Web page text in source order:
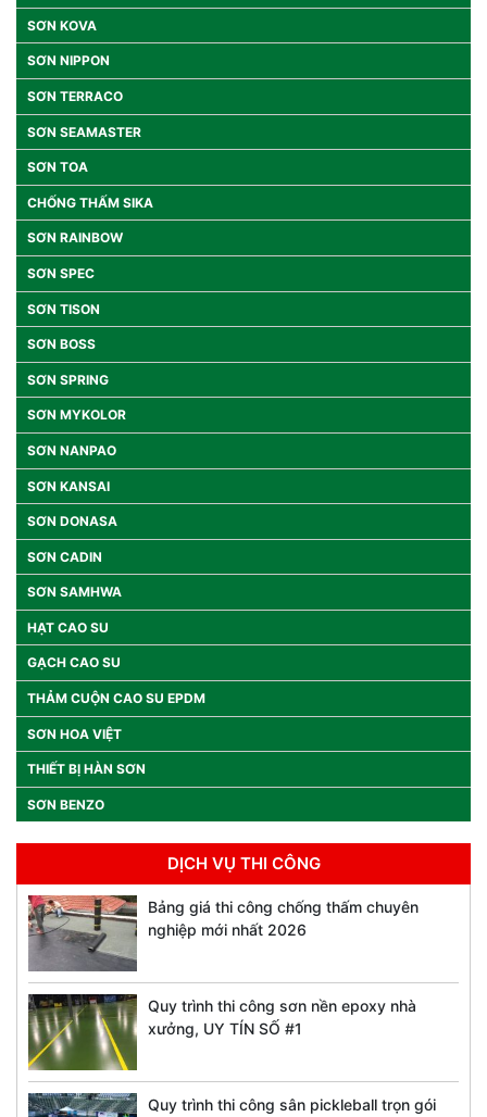
SƠN KOVA
SƠN NIPPON
SƠN TERRACO
SƠN SEAMASTER
SƠN TOA
CHỐNG THẤM SIKA
SƠN RAINBOW
SƠN SPEC
SƠN TISON
SƠN BOSS
SƠN SPRING
SƠN MYKOLOR
SƠN NANPAO
SƠN KANSAI
SƠN DONASA
SƠN CADIN
SƠN SAMHWA
HẠT CAO SU
GẠCH CAO SU
THẢM CUỘN CAO SU EPDM
SƠN HOA VIỆT
THIẾT BỊ HÀN SƠN
SƠN BENZO
DỊCH VỤ THI CÔNG
Bảng giá thi công chống thấm chuyên
nghiệp mới nhất 2026
Quy trình thi công sơn nền epoxy nhà
xưởng, UY TÍN SỐ #1
Quy trình thi công sân pickleball trọn gói